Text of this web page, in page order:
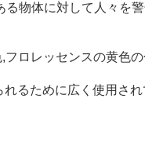
物体に対して人々を
ロレッセンスの黄色
るために広く使用さ